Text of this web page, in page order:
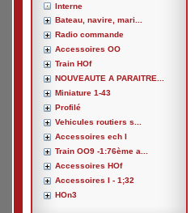
Interne
Bateau, navire, mari...
Radio commande
Accessoires OO
Train HOf
NOUVEAUTE A PARAITRE...
Miniature 1-43
Profilé
Vehicules routiers s...
Accessoires ech I
Train OO9 -1:76ème a...
Accessoires HOf
Accessoires I - 1;32
HOn3